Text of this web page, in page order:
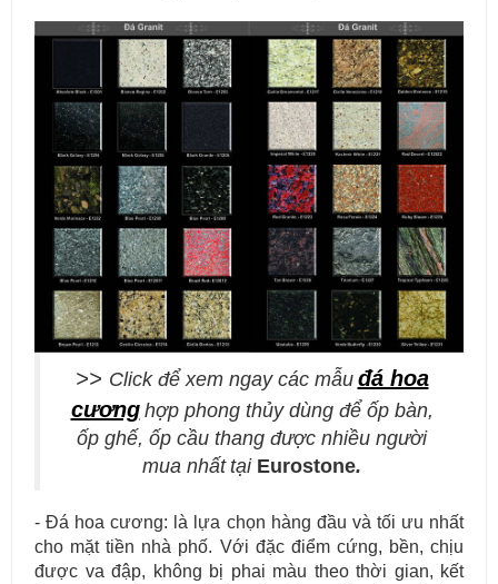
>> Click để xem ngaycác mẫu đá hoa
cương hợp phong thủy dùng để ốp bàn,
ốp ghế, ốp cầu thang được nhiều người
mua nhất tại Eurostone.
- Đá hoa cương: là lựa chọn hàng đầu và tối ưu nhất
cho mặt tiền nhà phố. Với đặc điểm cứng, bền, chịu
được va đập, không bị phai màu theo thời gian, kết